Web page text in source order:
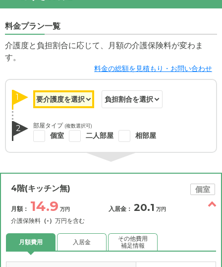
料金プラン一覧
介護度と負担割合に応じて、月額の介護保険料が変わま
す。
料金の総額を見積もり・お問い合わせ
1
2 部屋タイプ (複数選択可)
個室 二人部屋 相部屋
4階(キッチン無) 個室
月額： 14.9 万円
介護保険料 （-） 万円を含む
入居金： 20.1 万円
月額費用 入居金
その他費用
補足情報